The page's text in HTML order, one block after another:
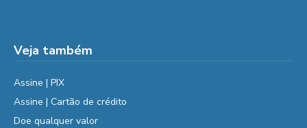
Veja também
Assine | PIX
Assine | Cartão de crédito
Doe qualquer valor